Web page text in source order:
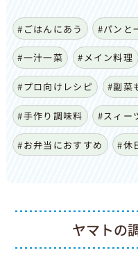
#ごはんにあう #パンと
#一汁一菜 #メイン料理
#プロ向けレシピ #副菜
#手作り調味料 #スィー
#お弁当におすすめ #休
ヤマトの